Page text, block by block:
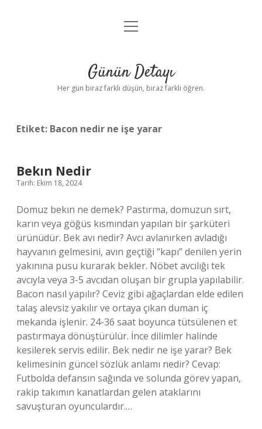
Anasayfa
Yasal Uyarı
menüyü
Günün Detayı
Her gün biraz farklı düşün, biraz farklı öğren.
Etiket: Bacon nedir ne işe yarar
Bekın Nedir
Tarih: Ekim 18, 2024
Domuz bekın ne demek? Pastırma, domuzun sırt,
karın veya göğüs kısmından yapılan bir şarküteri
ürünüdür. Bek avı nedir? Avcı avlanırken avladığı
hayvanın gelmesini, avın geçtiği “kapı” denilen yerin
yakınına pusu kurarak bekler. Nöbet avcılığı tek
avcıyla veya 3-5 avcıdan oluşan bir grupla yapılabilir.
Bacon nasıl yapılır? Ceviz gibi ağaçlardan elde edilen
talaş alevsiz yakılır ve ortaya çıkan duman iç
mekanda işlenir. 24-36 saat boyunca tütsülenen et
pastırmaya dönüştürülür. İnce dilimler halinde
kesilerek servis edilir. Bek nedir ne işe yarar? Bek
kelimesinin güncel sözlük anlamı nedir? Cevap:
Futbolda defansın sağında ve solunda görev yapan,
rakip takımın kanatlardan gelen ataklarını
savuşturan oyunculardır.…